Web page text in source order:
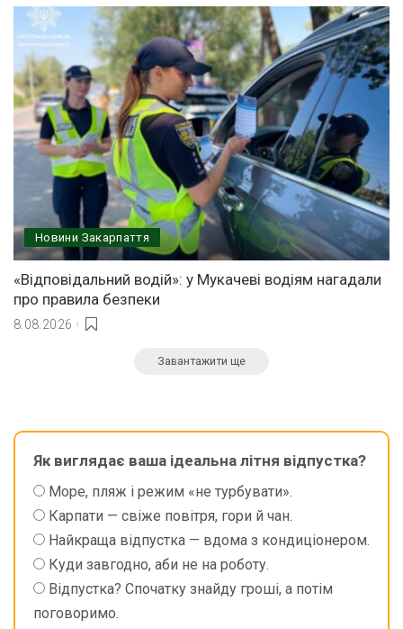
Новини Закарпаття
«Відповідальний водій»: у Мукачеві водіям нагадали
про правила безпеки
8.08.2026
Завантажити ще
Як виглядає ваша ідеальна літня відпустка?
Море, пляж і режим «не турбувати».
Карпати — свіже повітря, гори й чан.
Найкраща відпустка — вдома з кондиціонером.
Куди завгодно, аби не на роботу.
Відпустка? Спочатку знайду гроші, а потім
поговоримо.